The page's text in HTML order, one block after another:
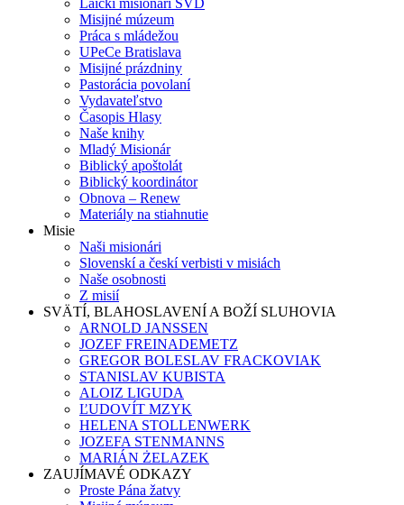
Misijné múzeum
Práca s mládežou
UPeCe Bratislava
Misijné prázdniny
Pastorácia povolaní
Vydavateľstvo
Časopis Hlasy
Naše knihy
Mladý Misionár
Biblický apoštolát
Biblický koordinátor
Obnova – Renew
Materiály na stiahnutie
Misie
Naši misionári
Slovenskí a českí verbisti v misiách
Naše osobnosti
Z misií
SVÄTÍ, BLAHOSLAVENÍ A BOŽÍ SLUHOVIA
ARNOLD JANSSEN
JOZEF FREINADEMETZ
GREGOR BOLESLAV FRACKOVIAK
STANISLAV KUBISTA
ALOIZ LIGUDA
ĽUDOVÍT MZYK
HELENA STOLLENWERK
JOZEFA STENMANNS
MARIÁN ŻELAZEK
ZAUJÍMAVÉ ODKAZY
Proste Pána žatvy